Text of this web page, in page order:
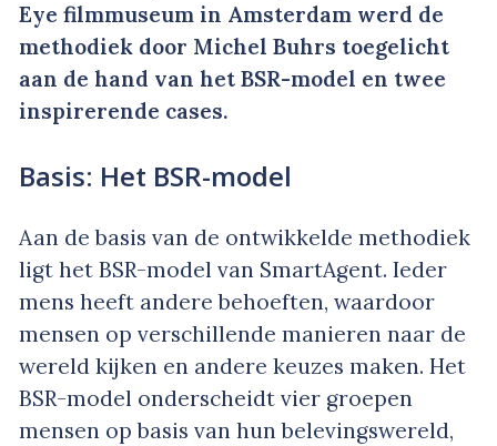
Eye filmmuseum in Amsterdam werd de
methodiek door Michel Buhrs toegelicht
aan de hand van het BSR-model en twee
inspirerende cases.
Basis: Het BSR-model
Aan de basis van de ontwikkelde methodiek
ligt het BSR-model van SmartAgent. Ieder
mens heeft andere behoeften, waardoor
mensen op verschillende manieren naar de
wereld kijken en andere keuzes maken. Het
BSR-model onderscheidt vier groepen
mensen op basis van hun belevingswereld,